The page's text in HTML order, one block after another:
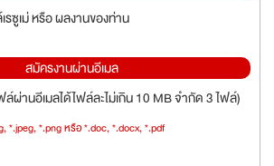
ซูเม่ หรือ ผลงานของท่าน
สมัครงานผ่านอีเมล
ผ่านอีเมลได้ไฟล์ละไม่เกิน 10 MB จำกัด 3 ไฟล์)
*.jpeg, *.png หรือ *.doc, *.docx, *.pdf